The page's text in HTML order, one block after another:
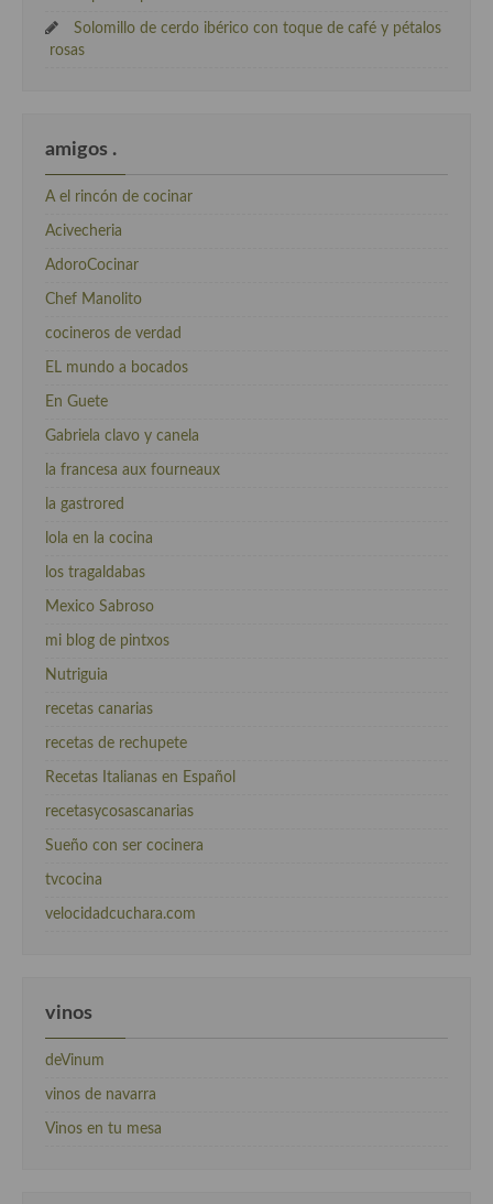
Solomillo de cerdo ibérico con toque de café y pétalos
rosas
amigos .
A el rincón de cocinar
Acivecheria
AdoroCocinar
Chef Manolito
cocineros de verdad
EL mundo a bocados
En Guete
Gabriela clavo y canela
la francesa aux fourneaux
la gastrored
lola en la cocina
los tragaldabas
Mexico Sabroso
mi blog de pintxos
Nutriguia
recetas canarias
recetas de rechupete
Recetas Italianas en Español
recetasycosascanarias
Sueño con ser cocinera
tvcocina
velocidadcuchara.com
vinos
deVinum
vinos de navarra
Vinos en tu mesa